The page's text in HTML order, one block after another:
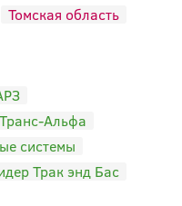
Томская область
Транс-Альфа
системы
Трак энд Бас